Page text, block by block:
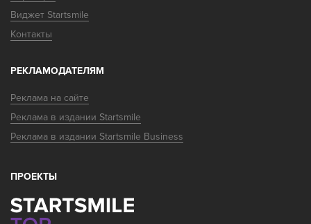
Виджет Startsmile
Контакты
РЕКЛАМОДАТЕЛЯМ
Реклама на сайте
Реклама в издании Startsmile
Реклама в издании Startsmile Business
ПРОЕКТЫ